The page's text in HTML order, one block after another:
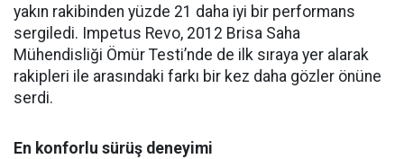
yakın rakibinden yüzde 21 daha iyi bir performans
sergiledi. Impetus Revo, 2012 Brisa Saha
Mühendisliği Ömür Testi’nde de ilk sıraya yer alarak
rakipleri ile arasındaki farkı bir kez daha gözler önüne
serdi.
En konforlu sürüş deneyimi